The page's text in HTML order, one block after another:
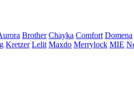
Brother Chayka Comfort Domena
Kretzer Lelit Maxdo Merrylock MIE